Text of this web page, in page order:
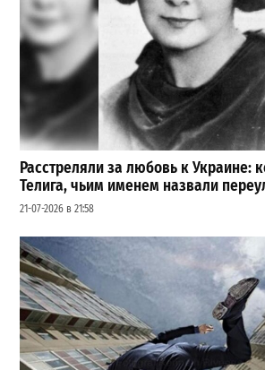
Расстреляли за любовь к Украине:
Телига, чьим именем назвали
21-07-2026 в 21:58